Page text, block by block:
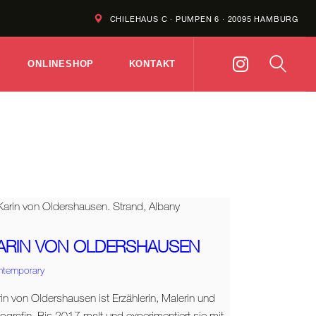
CHILEHAUS C · PUMPEN 6 · 20095 HAMBURG
ONLINESHOP KONTAKT
VON OLDERSHAUSEN
von Oldershausen ist Erzählerin, Malerin und